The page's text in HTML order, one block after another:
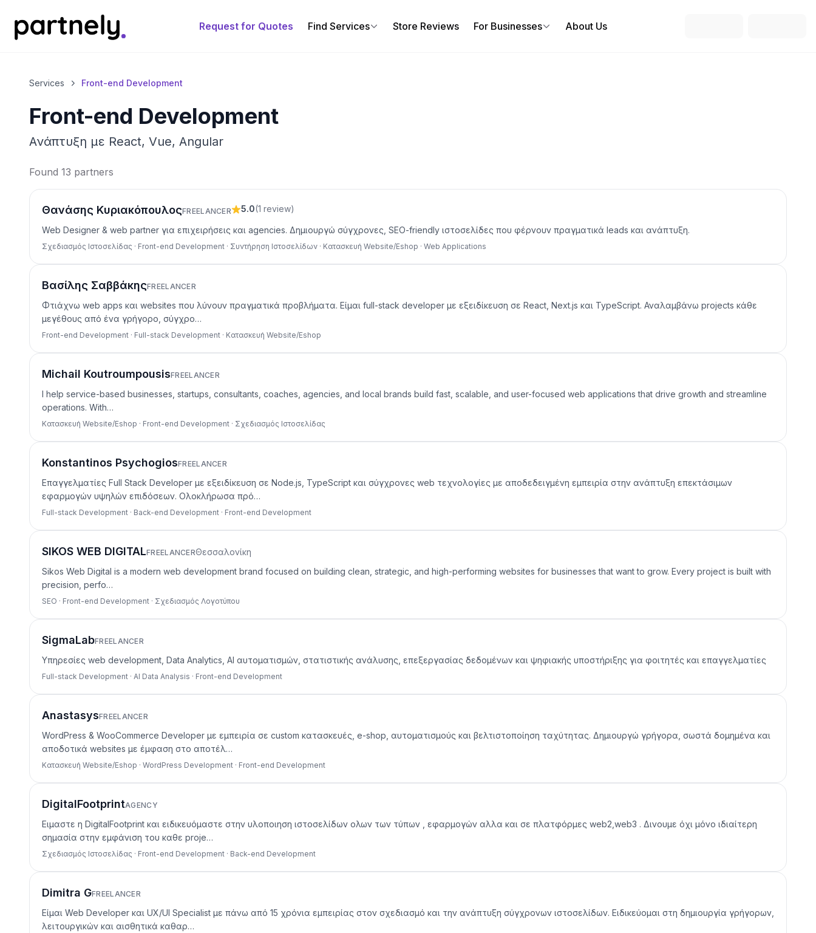
Request for Quotes Find Services Store Reviews For Businesses About Us
Services Front-end Development
Front-end Development
Ανάπτυξη με React, Vue, Angular
Found 13 partners
Θανάσης ΚυριακόπουλοςFREELANCER 5.0(1 review)
Web Designer & web partner για επιχειρήσεις και agencies. Δημιουργώ σύγχρονες, SEO-friendly ιστοσελίδες που φέρνουν πραγματικά leads και ανάπτυξη.
Σχεδιασμός Ιστοσελίδας · Front-end Development · Συντήρηση Ιστοσελίδων · Κατασκευή Website/Eshop · Web Applications
Βασίλης ΣαββάκηςFREELANCER
Φτιάχνω web apps και websites που λύνουν πραγματικά προβλήματα. Είμαι full-stack developer με εξειδίκευση σε React, Next.js και TypeScript. Αναλαμβάνω projects κάθε
μεγέθους από ένα γρήγορο, σύγχρο…
Front-end Development · Full-stack Development · Κατασκευή Website/Eshop
Michail KoutroumpousisFREELANCER
I help service-based businesses, startups, consultants, coaches, agencies, and local brands build fast, scalable, and user-focused web applications that drive growth and streamline
operations. With…
Κατασκευή Website/Eshop · Front-end Development · Σχεδιασμός Ιστοσελίδας
Konstantinos PsychogiosFREELANCER
Επαγγελματίες Full Stack Developer με εξειδίκευση σε Node.js, TypeScript και σύγχρονες web τεχνολογίες με αποδεδειγμένη εμπειρία στην ανάπτυξη επεκτάσιμων
εφαρμογών υψηλών επιδόσεων. Ολοκλήρωσα πρό…
Full-stack Development · Back-end Development · Front-end Development
SIKOS WEB DIGITALFREELANCERΘεσσαλονίκη
Sikos Web Digital is a modern web development brand focused on building clean, strategic, and high-performing websites for businesses that want to grow. Every project is built with
precision, perfo…
SEO · Front-end Development · Σχεδιασμός Λογοτύπου
SigmaLabFREELANCER
Υπηρεσίες web development, Data Analytics, AI αυτοματισμών, στατιστικής ανάλυσης, επεξεργασίας δεδομένων και ψηφιακής υποστήριξης για φοιτητές και επαγγελματίες
Full-stack Development · AI Data Analysis · Front-end Development
AnastasysFREELANCER
WordPress & WooCommerce Developer με εμπειρία σε custom κατασκευές, e-shop, αυτοματισμούς και βελτιστοποίηση ταχύτητας. Δημιουργώ γρήγορα, σωστά δομημένα και
αποδοτικά websites με έμφαση στο αποτέλ…
Κατασκευή Website/Eshop · WordPress Development · Front-end Development
DigitalFootprintAGENCY
Ειμαστε η DigitalFootprint και ειδικευόμαστε στην υλοποιηση ιστοσελίδων ολων των τύπων , εφαρμογών αλλα και σε πλατφόρμες web2,web3 . Δινουμε όχι μόνο ιδιαίτερη
σημασία στην εμφάνιση του καθε proje…
Σχεδιασμός Ιστοσελίδας · Front-end Development · Back-end Development
Dimitra GFREELANCER
Είμαι Web Developer και UX/UI Specialist με πάνω από 15 χρόνια εμπειρίας στον σχεδιασμό και την ανάπτυξη σύγχρονων ιστοσελίδων. Ειδικεύομαι στη δημιουργία γρήγορων,
λειτουργικών και αισθητικά καθαρ…